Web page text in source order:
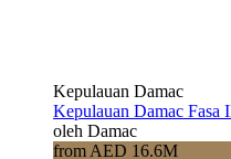
Kepulauan Damac
Kepulauan Damac Fasa
oleh Damac
from AED 16.6M